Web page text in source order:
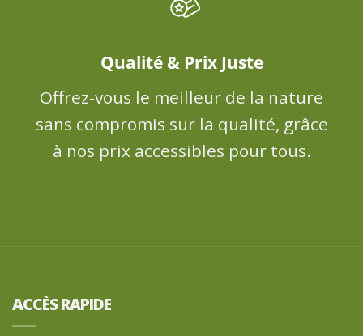
Qualité & Prix Juste
Offrez-vous le meilleur de la nature
sans compromis sur la qualité, grâce
à nos prix accessibles pour tous.
ACCÈS RAPIDE